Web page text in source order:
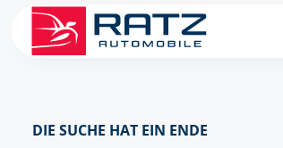
DIE SUCHE HAT EIN ENDE